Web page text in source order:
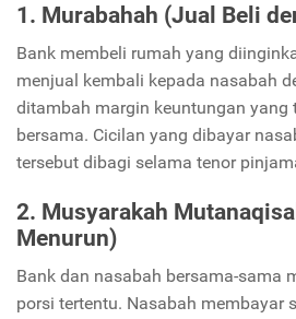
1. Murabahah (Jual Beli
Bank membeli rumah yang
menjual kembali kepada nasabah
ditambah margin keuntungan yang
bersama. Cicilan yang dibayar
tersebut dibagi selama tenor
2. Musyarakah
Menurun)
Bank dan nasabah bersama-sama
porsi tertentu. Nasabah membayar